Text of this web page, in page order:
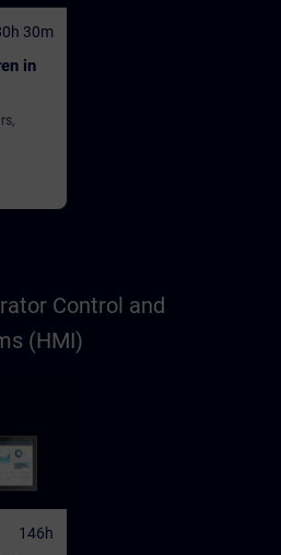
30m
in
Control and
(HMI)
146h